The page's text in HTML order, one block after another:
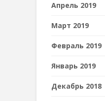
Апрель 2019
Март 2019
Февраль 2019
Январь 2019
Декабрь 2018